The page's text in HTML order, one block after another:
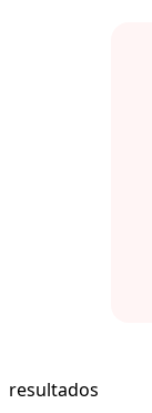
resultados